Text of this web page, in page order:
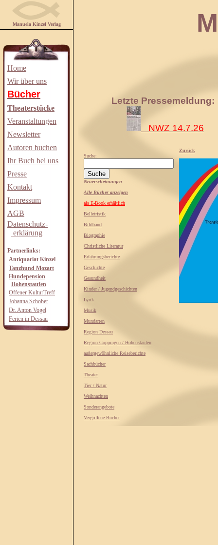
Manuela Kinzel Verlag
Home
Wir über uns
Bücher
Theaterstücke
Veranstaltungen
Newsletter
Autoren buchen
Ihr Buch bei uns
Presse
Kontakt
Impressum
AGB
Datenschutz-
erklärung
Partnerlinks:
Antiquariat Kinzel
Tanzhund Mozart
Hundepension
Hohenstaufen
Offener KulturTreff
Johanna Schober
Dr. Anton Vogel
Ferien in Dessau
Letzte Pressemeldung:
NWZ 14.7.26
Suche:
Neuerscheinungen
Alle Bücher anzeigen
als E-Book erhältlich
Belletristik
Bildband
Biographie
Christliche Literatur
Erfahrungsberichte
Geschichte
Gesundheit
Kinder / Jugendgeschichten
Lyrik
Musik
Mundarten
Region Dessau
Region Göppingen / Hohenstaufen
außergewöhnliche Reiseberichte
Sachbücher
Theater
Tier / Natur
Weihnachten
Sonderangebote
Vergriffene Bücher
Zurück